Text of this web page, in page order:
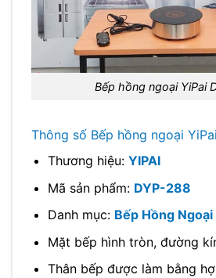
Bếp hồng ngoại YiPai
Thông số Bếp hồng ngoại
Thương hiệu: YIPAI
Mã sản phẩm: DYP-288
Danh mục: Bếp Hồng Ngoại
Mặt bếp hình tròn, đường
Thân bếp được làm bằng